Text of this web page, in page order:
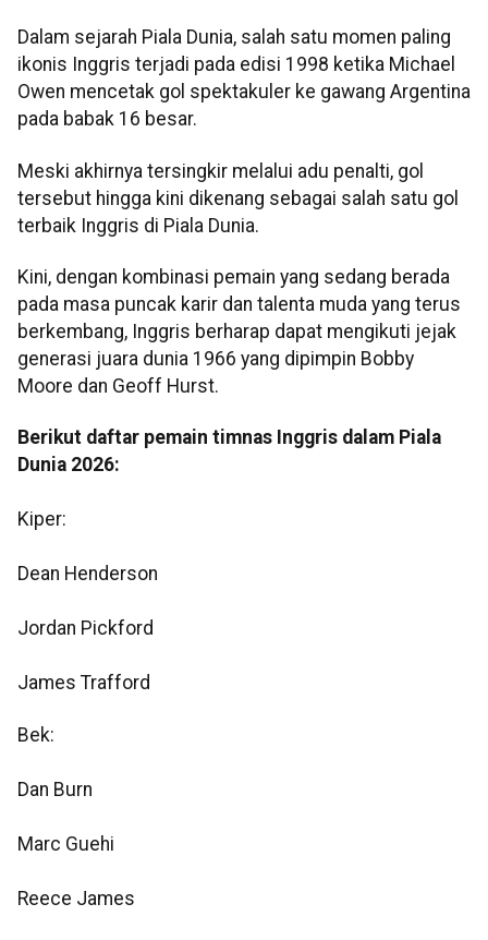
Dalam sejarah Piala Dunia, salah satu momen paling
ikonis Inggris terjadi pada edisi 1998 ketika Michael
Owen mencetak gol spektakuler ke gawang Argentina
pada babak 16 besar.
Meski akhirnya tersingkir melalui adu penalti, gol
tersebut hingga kini dikenang sebagai salah satu gol
terbaik Inggris di Piala Dunia.
Kini, dengan kombinasi pemain yang sedang berada
pada masa puncak karir dan talenta muda yang terus
berkembang, Inggris berharap dapat mengikuti jejak
generasi juara dunia 1966 yang dipimpin Bobby
Moore dan Geoff Hurst.
Berikut daftar pemain timnas Inggris dalam Piala
Dunia 2026:
Kiper:
Dean Henderson
Jordan Pickford
James Trafford
Bek:
Dan Burn
Marc Guehi
Reece James